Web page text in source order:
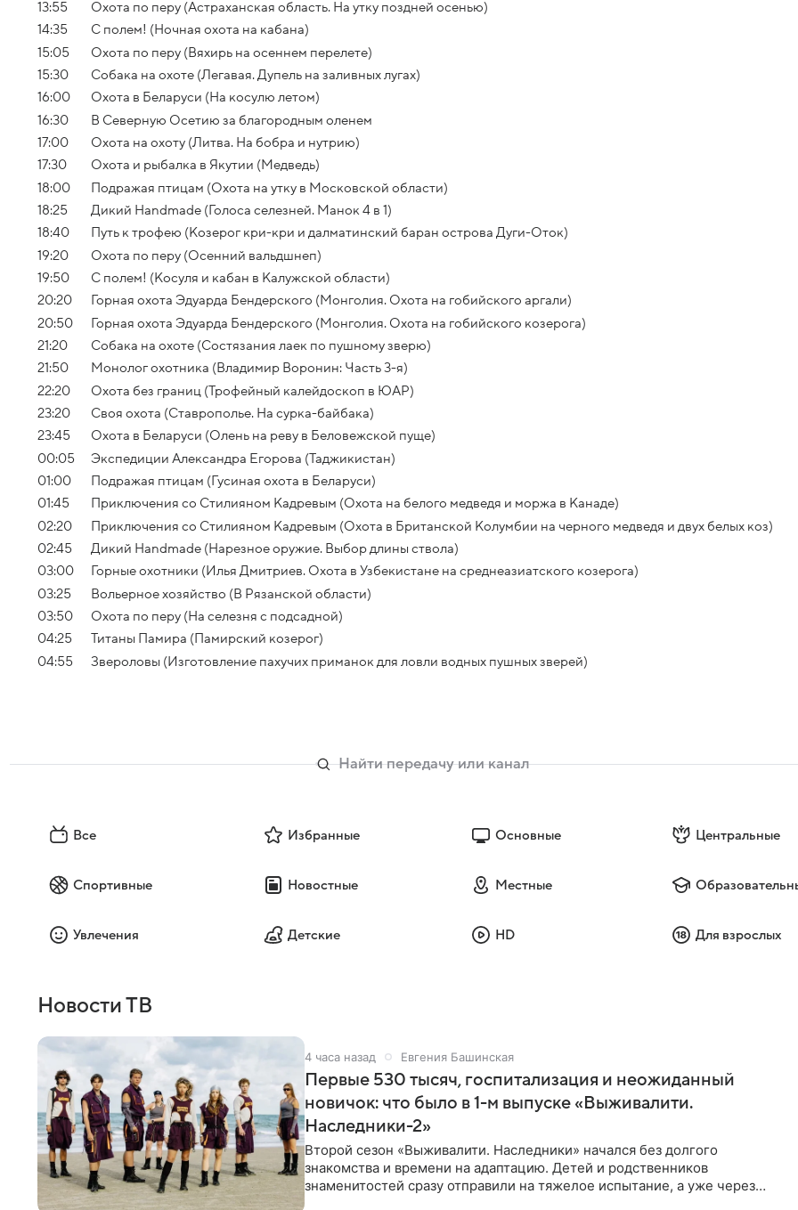
13:55
Охота по перу (Астраханская область. На утку поздней осенью)
14:35
С полем! (Ночная охота на кабана)
15:05
Охота по перу (Вяхирь на осеннем перелете)
15:30
Собака на охоте (Легавая. Дупель на заливных лугах)
16:00
Охота в Беларуси (На косулю летом)
16:30
В Северную Осетию за благородным оленем
17:00
Охота на охоту (Литва. На бобра и нутрию)
17:30
Охота и рыбалка в Якутии (Медведь)
18:00
Подражая птицам (Охота на утку в Московской области)
18:25
Дикий Handmade (Голоса селезней. Манок 4 в 1)
18:40
Путь к трофею (Козерог кри-кри и далматинский баран острова Дуги-Оток)
19:20
Охота по перу (Осенний вальдшнеп)
19:50
С полем! (Косуля и кабан в Калужской области)
20:20
Горная охота Эдуарда Бендерского (Монголия. Охота на гобийского аргали)
20:50
Горная охота Эдуарда Бендерского (Монголия. Охота на гобийского козерога)
21:20
Собака на охоте (Состязания лаек по пушному зверю)
21:50
Монолог охотника (Владимир Воронин: Часть 3-я)
22:20
Охота без границ (Трофейный калейдоскоп в ЮАР)
23:20
Своя охота (Ставрополье. На сурка-байбака)
23:45
Охота в Беларуси (Олень на реву в Беловежской пуще)
00:05
Экспедиции Александра Егорова (Таджикистан)
01:00
Подражая птицам (Гусиная охота в Беларуси)
01:45
Приключения со Стилияном Кадревым (Охота на белого медведя и моржа в Канаде)
02:20
Приключения со Стилияном Кадревым (Охота в Британской Колумбии на черного медведя и двух белых коз)
02:45
Дикий Handmade (Нарезное оружие. Выбор длины ствола)
03:00
Горные охотники (Илья Дмитриев. Охота в Узбекистане на среднеазиатского козерога)
03:25
Вольерное хозяйство (В Рязанской области)
03:50
Охота по перу (На селезня с подсадной)
04:25
Титаны Памира (Памирский козерог)
04:55
Звероловы (Изготовление пахучих приманок для ловли водных пушных зверей)
Все Избранные Основные Центральные
Спортивные Новостные Местные
Увлечения Детские HD Для взрослых
Новости ТВ
4 часа назад Евгения Башинская
Первые 530 тысяч, госпитализация и неожиданный
новичок: что было в 1-м выпуске «Выживалити.
Наследники-2»
Второй сезон «Выживалити. Наследники» начался без долгого
знакомства и времени на адаптацию. Детей и родственников
знаменитостей сразу отправили на тяжелое испытание, а уже через